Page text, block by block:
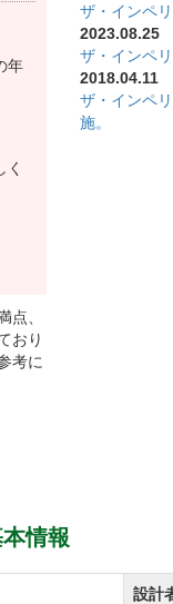
年
点、
おり
考に
ザ・インペ
2023.08.25
ザ・インペ
2018.04.11
ザ・インペ
施。
情報
設計